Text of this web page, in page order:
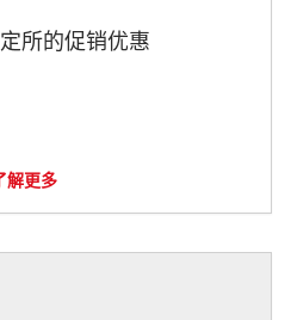
所的促销优惠
解更多